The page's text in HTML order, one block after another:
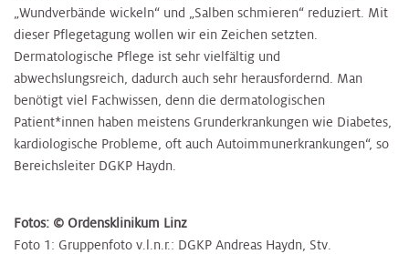
„Wundverbände wickeln“ und „Salben schmieren“ reduziert. Mit
dieser Pflegetagung wollen wir ein Zeichen setzten.
Dermatologische Pflege ist sehr vielfältig und
abwechslungsreich, dadurch auch sehr herausfordernd. Man
benötigt viel Fachwissen, denn die dermatologischen
Patient*innen haben meistens Grunderkrankungen wie Diabetes,
kardiologische Probleme, oft auch Autoimmunerkrankungen“, so
Bereichsleiter DGKP Haydn.
Fotos: © Ordensklinikum Linz
Foto 1: Gruppenfoto v.l.n.r.: DGKP Andreas Haydn, Stv.